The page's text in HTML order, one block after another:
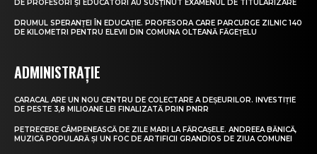
DE PROFESORI ȘI EDUCATORI AU SUSȚINUT EXAMENUL DE TITULARIZARE
DRUMUL SPERANȚEI ÎN EDUCAȚIE. PROFESORA CARE PARCURGE ZILNIC 140
DE KILOMETRI PENTRU ELEVII DIN COMUNA OLTEANĂ FĂGEȚELU
ADMINISTRAȚIE
CARACAL ARE UN NOU CENTRU DE COLECTARE A DEȘEURILOR. INVESTIȚIE
DE PESTE 3,8 MILIOANE LEI FINALIZATĂ PRIN PNRR
PETRECERE CÂMPENEASCĂ DE ZILE MARI LA FĂRCAȘELE. ANDREEA BĂNICĂ,
MUZICĂ POPULARĂ ȘI UN FOC DE ARTIFICII GRANDIOS DE ZIUA COMUNEI